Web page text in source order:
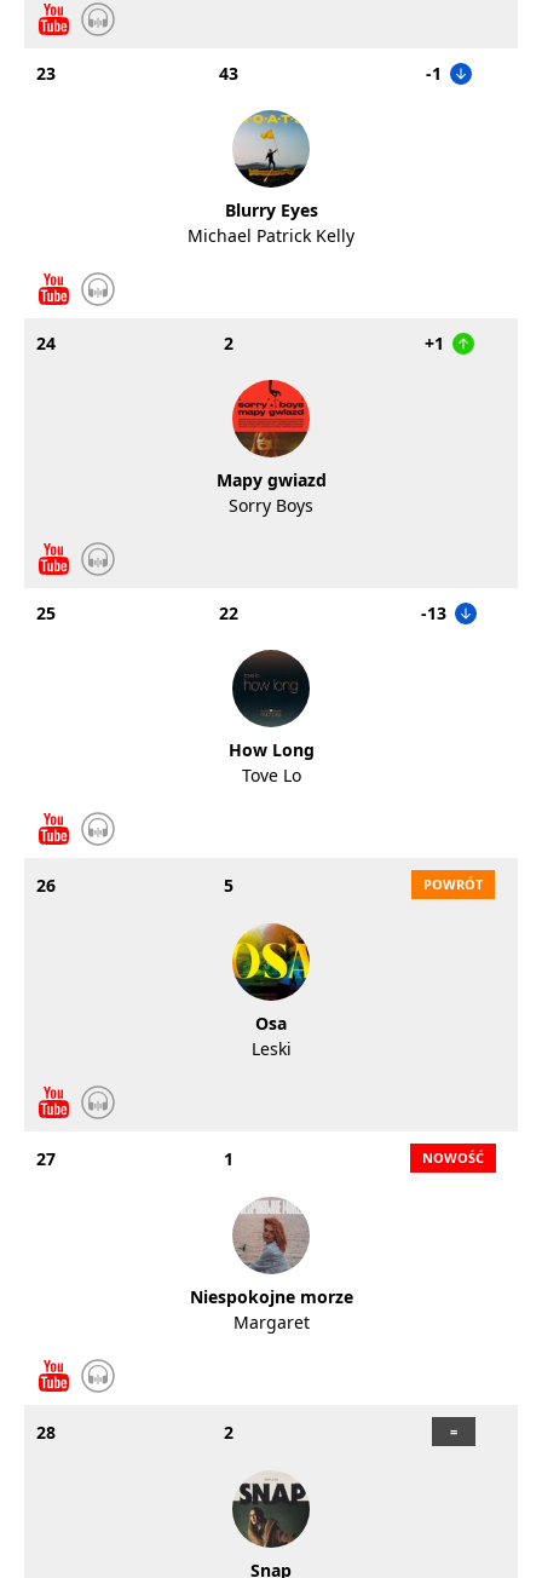
23 43 -1
Blurry Eyes
Michael Patrick Kelly
24 2 +1
Mapy gwiazd
Sorry Boys
25 22 -13
How Long
Tove Lo
26 5
Osa
Leski
27 1
Niespokojne morze
Margaret
28 2
Snap